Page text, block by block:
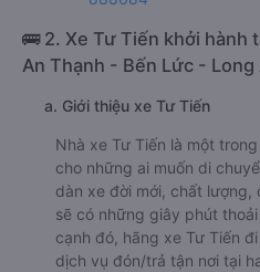
🚌 2. Xe Tư Tiến khởi hành
An Thạnh - Bến Lức - Long
a. Giới thiệu xe Tư Tiến
Nhà xe Tư Tiến là một
cho những ai muốn di
dàn xe đời mới, chất lượng,
sẽ có những giây phút
cạnh đó, hãng xe Tư Tiến
dịch vụ đón/trả tận nơi tại